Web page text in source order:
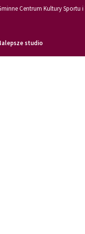
Centrum Kultury Sportu i
studio